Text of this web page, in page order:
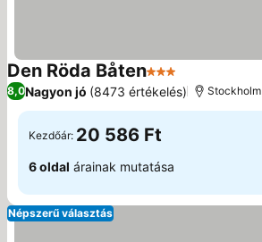
Den Röda Båten3 Kategória
8,0Nagyon jó (8473 értékelés) Stockholm
Kezdőár: 20 586 Ft
6 oldal árainak mutatása
Népszerű választás